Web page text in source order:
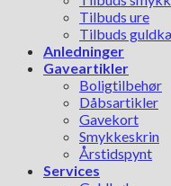
Tilbuds ure
Tilbuds
Anledninger
Gaveartikler
Boligtilbehør
Dåbsartikler
Gavekort
Smykkeskrin
Årstidspynt
Services